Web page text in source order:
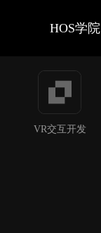
HOS学院
VR交互开发